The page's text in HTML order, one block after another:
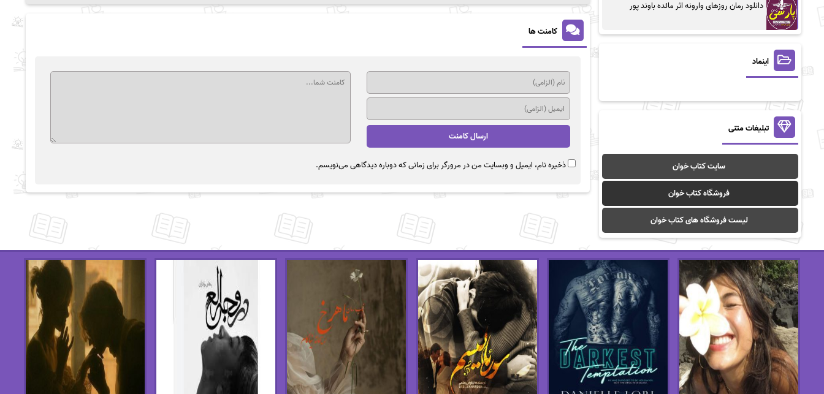
کامنت ها
ذخیره نام، ایمیل و وبسایت من در مرورگر برای زمانی که دوباره دیدگاهی می‌نویسم.
دانلود رمان روزهای وارونه اثر مائده باوند پور
اینماد
تبلیغات متنی
سایت کتاب خوان
فروشگاه کتاب خوان
لیست فروشگاه های کتاب خوان